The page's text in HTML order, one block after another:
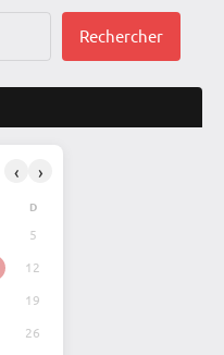
Rechercher
‹ ›
D
5
12
19
26